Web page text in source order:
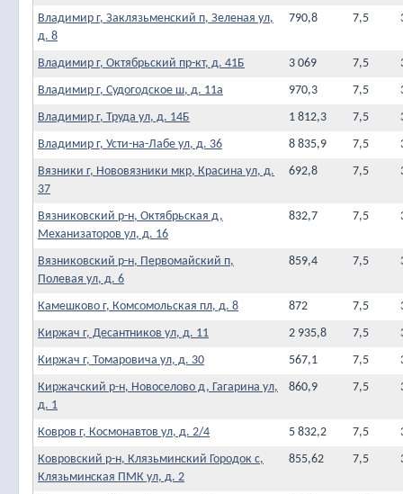
Владимир г, Заклязьменский п, Зеленая ул,
д. 8
790,8 7,5
Владимир г, Октябрьский пр-кт, д. 41Б 3 069 7,5
Владимир г, Судогодское ш, д. 11а
970,3 7,5
Владимир г, Труда ул, д. 14Б
1 812,3 7,5
Владимир г, Усти-на-Лабе ул, д. 36
8 835,9 7,5
Вязники г, Нововязники мкр, Красина ул, д.
37
692,8 7,5
Вязниковский р-н, Октябрьская д,
Механизаторов ул, д. 16
832,7 7,5
Вязниковский р-н, Первомайский п,
Полевая ул, д. 6
859,4 7,5
Камешково г, Комсомольская пл, д. 8 872 7,5
Киржач г, Десантников ул, д. 11
2 935,8 7,5
Киржач г, Томаровича ул, д. 30
567,1 7,5
Киржачский р-н, Новоселово д, Гагарина ул,
д. 1
860,9 7,5
Ковров г, Космонавтов ул, д. 2/4 5 832,2 7,5
Ковровский р-н, Клязьминский Городок с,
Клязьминская ПМК ул, д. 2
855,62 7,5